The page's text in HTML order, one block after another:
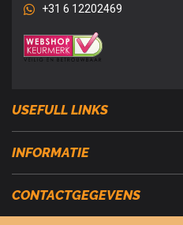
+31 6 12202469
USEFULL LINKS
INFORMATIE
CONTACTGEGEVENS